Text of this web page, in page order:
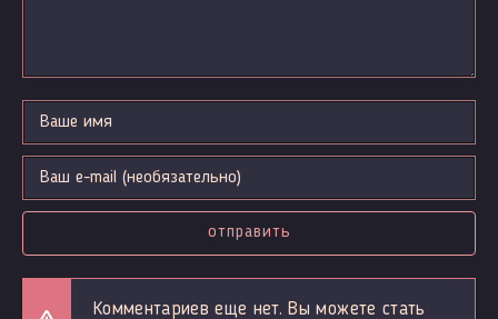
отправить
Комментариев еще нет. Вы можете стать